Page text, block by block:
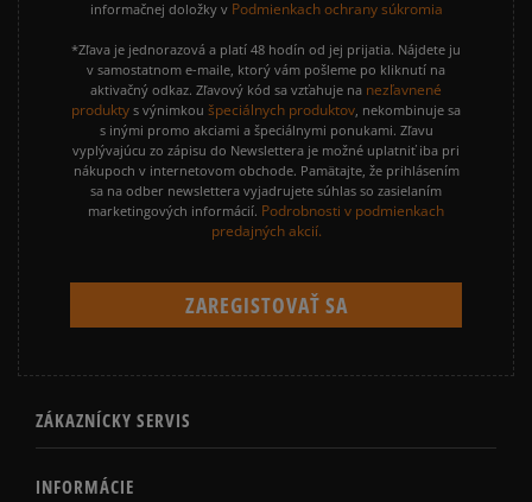
informačnej doložky v Podmienkach ochrany súkromia
*Zľava je jednorazová a platí 48 hodín od jej prijatia. Nájdete ju
v samostatnom e-maile, ktorý vám pošleme po kliknutí na
aktivačný odkaz. Zľavový kód sa vzťahuje na nezľavnené
produkty s výnimkou špeciálnych produktov, nekombinuje sa
s inými promo akciami a špeciálnymi ponukami. Zľavu
vyplývajúcu zo zápisu do Newslettera je možné uplatniť iba pri
nákupoch v internetovom obchode. Pamätajte, že prihlásením
sa na odber newslettera vyjadrujete súhlas so zasielaním
marketingových informácií. Podrobnosti v podmienkach
predajných akcií.
ZÁKAZNÍCKY SERVIS
INFORMÁCIE